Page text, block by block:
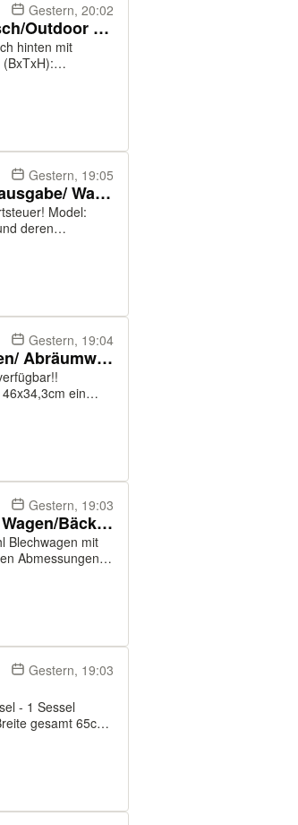
Gestern, 20:02
Doppelspültisch/Edelstahlspültisch/Spültisch/Outdoor Küche/140cm
Gestern, 19:05
Alto Shaam HFT2-300 Heiße Theke/ Speiseausgabe/ Warm Theke
deren
mit
Gestern, 19:04
1x Rieber Blechwagen/ Wagen/ Tablettwagen/ Abräumwagen/ W60
ein
Gestern, 19:03
Stikkenwagen/ 60x40 Bleche/ Blechwagen/ Wagen/Bäckerwagen/W37
Gestern, 19:03
gesamt 65cm,